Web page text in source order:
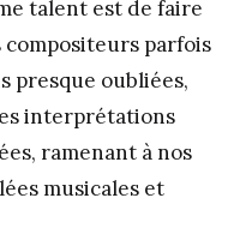
talent est de faire
parfois
presque oubliées,
interprétations
ramenant à nos
musicales et